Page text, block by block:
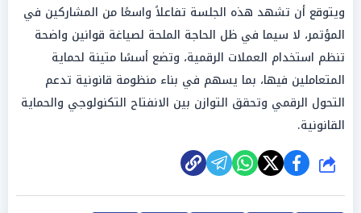
ويتوقع أن تشهد هذه الجلسة تفاعلاً واسعًا من المشاركين في
المؤتمر، لا سيما في ظل الحاجة الملحة لصياغة قوانين واضحة
تنظم استخدام العملات الرقمية، وتضع أسسًا متينة لحماية
المتعاملين فيها، بما يسهم في بناء منظومة قانونية تدعم
التحول الرقمي وتحقق التوازن بين الانفتاح التكنولوجي والحماية
القانونية.
شارك